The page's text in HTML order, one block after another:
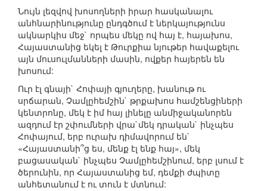
Նույն լեզվով խոսողների իրար հասկանալու
անհնարինությունը ընդգծում է ներկայությունս
ակնարկիս մեջ` որպես մեկը ով հայ է, հայախոս,
Հայաստանից եկել է Թուրքիա նյութեր հավաքելու
այն մուսուլմանների մասին, ովքեր հայերեն են
խոսում:
Ուր էլ գնայի` Հոփայի գյուղերը, խանութ ու
սրճարան, Չամլըհեմշին` թրքախոս համշենցիների
կենտրոնը, մեկ է իմ հայ լինելը անմիջականորեն
ազդում էր շփումների վրա`մեկ դրական` ինչպես
Հոփայում, երբ ուրախ դիմավորում են`
«Հայաստանի՞ց ես, մենք էլ ենք հայ», մեկ
բացասական` ինչպես Չամլըհեմշինում, երբ լսում է
ծերունին, որ Հայաստանից եմ, դեմքի ժպիտը
անհետանում է ու տուն է մտնում: